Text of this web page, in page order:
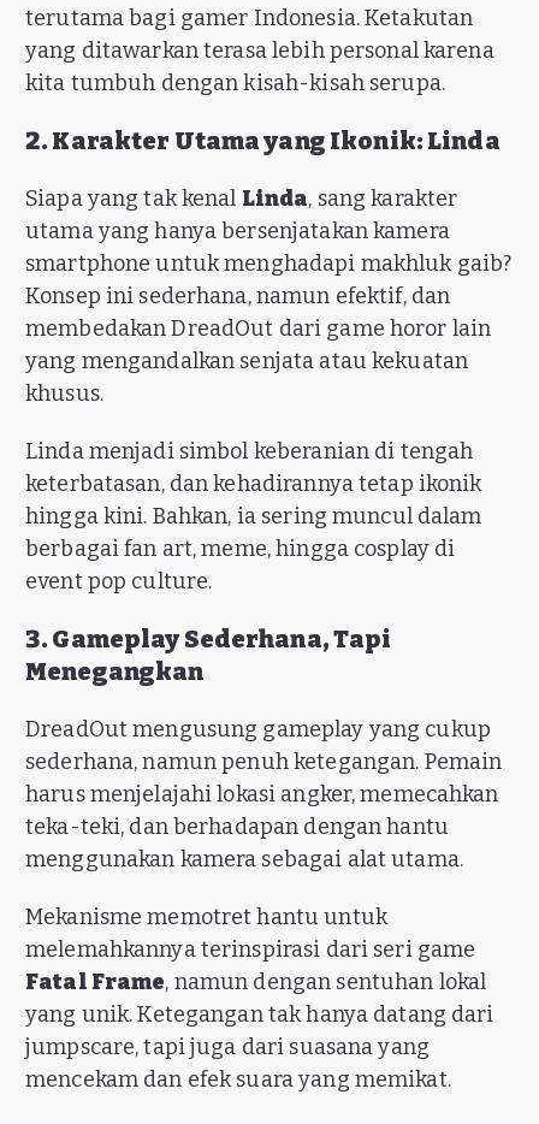
terutama bagi gamer Indonesia. Ketakutan
yang ditawarkan terasa lebih personal karena
kita tumbuh dengan kisah-kisah serupa.
2. Karakter Utama yang Ikonik: Linda
Siapa yang tak kenal Linda, sang karakter
utama yang hanya bersenjatakan kamera
smartphone untuk menghadapi makhluk gaib?
Konsep ini sederhana, namun efektif, dan
membedakan DreadOut dari game horor lain
yang mengandalkan senjata atau kekuatan
khusus.
Linda menjadi simbol keberanian di tengah
keterbatasan, dan kehadirannya tetap ikonik
hingga kini. Bahkan, ia sering muncul dalam
berbagai fan art, meme, hingga cosplay di
event pop culture.
3. Gameplay Sederhana, Tapi
Menegangkan
DreadOut mengusung gameplay yang cukup
sederhana, namun penuh ketegangan. Pemain
harus menjelajahi lokasi angker, memecahkan
teka-teki, dan berhadapan dengan hantu
menggunakan kamera sebagai alat utama.
Mekanisme memotret hantu untuk
melemahkannya terinspirasi dari seri game
Fatal Frame, namun dengan sentuhan lokal
yang unik. Ketegangan tak hanya datang dari
jumpscare, tapi juga dari suasana yang
mencekam dan efek suara yang memikat.